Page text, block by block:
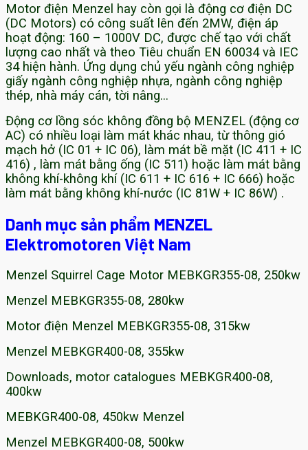
Motor điện Menzel hay còn gọi là động cơ điện DC
(DC Motors) có công suất lên đến 2MW, điện áp
hoạt động: 160 – 1000V DC, được chế tạo với chất
lượng cao nhất và theo Tiêu chuẩn EN 60034 và IEC
34 hiện hành. Ứng dụng chủ yếu ngành công nghiệp
giấy ngành công nghiệp nhựa, ngành công nghiệp
thép, nhà máy cán, tời nâng…
Động cơ lồng sóc không đồng bộ MENZEL (động cơ
AC) có nhiều loại làm mát khác nhau, từ thông gió
mạch hở (IC 01 + IC 06), làm mát bề mặt (IC 411 + IC
416) , làm mát bằng ống (IC 511) hoặc làm mát bằng
không khí-không khí (IC 611 + IC 616 + IC 666) hoặc
làm mát bằng không khí-nước (IC 81W + IC 86W) .
Danh mục sản phẩm MENZEL
Elektromotoren Việt Nam
Menzel Squirrel Cage Motor MEBKGR355-08, 250kw
Menzel MEBKGR355-08, 280kw
Motor điện Menzel MEBKGR355-08, 315kw
Menzel MEBKGR400-08, 355kw
Downloads, motor catalogues MEBKGR400-08,
400kw
MEBKGR400-08, 450kw Menzel
Menzel MEBKGR400-08, 500kw